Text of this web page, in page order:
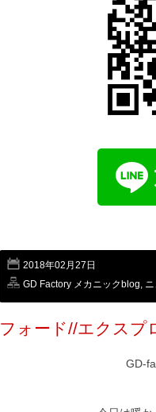
2018年02月27日
GD Factory メカニックblog,
フォード//エクスプ
GD-